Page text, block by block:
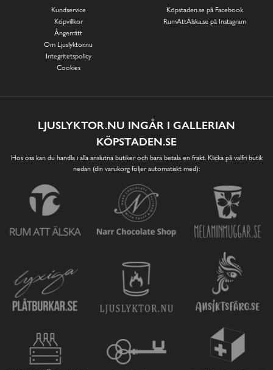
Kundservice
Köpvillkor
Ångerrätt
Om Ljuslyktor.nu
Integritetspolicy
Cookies
Köpstaden.se på Facebook
RumAttÄlska.se på Instagram
LJUSLYKTOR.NU INGÅR I GALLERIAN
KÖPSTADEN.SE
Hos oss kan du handla i alla anslutna butiker och bara betala en frakt. Klicka på valfri butik
nedan (din varukorg följer automatiskt med):